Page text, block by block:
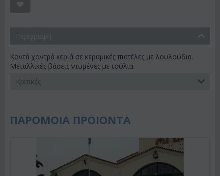
Κοντά χοντρά κεριά σε κεραμικές πιατέλες με λουλούδια.
Μεταλλικές βάσεις ντυμένες με τούλια.
Κριτικές
ΠΑΡΟΜΟΙΑ ΠΡΟΙΟΝΤΑ